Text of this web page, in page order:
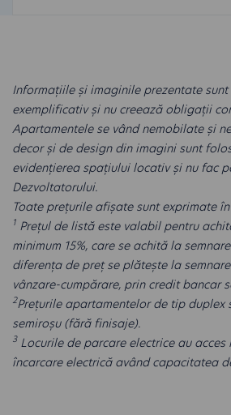
Informațiile și imaginile prezentate
exemplificativ și nu creează obligații
Apartamentele se vând nemobilate și
decor și de design din imagini sunt
evidențierea spațiului locativ și nu fac
Dezvoltatorului.
Toate prețurile afișate sunt exprimate
1 Prețul de listă este valabil pentru
minimum 15%, care se achită la
diferența de preț se plătește la
vânzare-cumpărare, prin credit bancar
2Prețurile apartamentelor de tip duplex
semiroșu (fără finisaje).
3Locurile de parcare electrice au acces
încarcare electrică având capacitatea